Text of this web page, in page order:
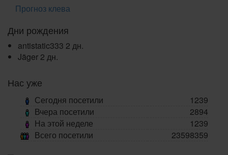
Прогноз клева
Дни рождения
antistatic333 2 дн.
Jäger 2 дн.
Нас уже
Сегодня посетили
1239
Вчера посетили
2894
На этой неделе
1239
Всего посетили
23598359